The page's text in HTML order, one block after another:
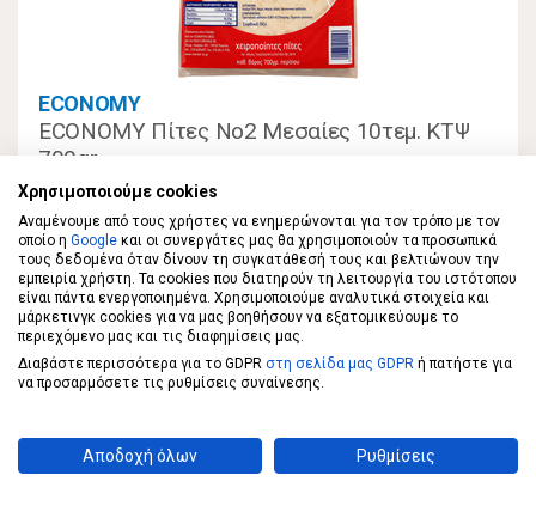
ECONOMY
ECONOMY Πίτες Νο2 Μεσαίες 10τεμ. ΚΤΨ
700gr
2,09 €
2,99€/κιλό ΣΤΟ ΚΑΛΑΘΙ
Χρησιμοποιούμε cookies
Αναμένουμε από τους χρήστες να ενημερώνονται για τον τρόπο με τον
οποίο η Google και οι συνεργάτες μας θα χρησιμοποιούν τα προσωπικά
τους δεδομένα όταν δίνουν τη συγκατάθεσή τους και βελτιώνουν την
εμπειρία χρήστη. Τα cookies που διατηρούν τη λειτουργία του ιστότοπου
είναι πάντα ενεργοποιημένα. Χρησιμοποιούμε αναλυτικά στοιχεία και
μάρκετινγκ cookies για να μας βοηθήσουν να εξατομικεύουμε το
περιεχόμενο μας και τις διαφημίσεις μας.
Διαβάστε περισσότερα για το GDPR στη σελίδα μας GDPR ή πατήστε για
να προσαρμόσετε τις ρυθμίσεις συναίνεσης.
Αποδοχή όλων Ρυθμίσεις